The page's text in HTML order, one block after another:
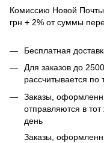
Комиссию Новой Почты
грн + 2% от суммы
Бесплатная
Для заказов до
рассчитывается
Заказы,
отправляются в
день
Заказы,